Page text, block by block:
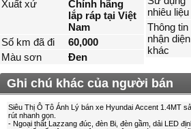
Xuất xứ
Chính hãng
lắp ráp tại Việt
Nam
Số km đã đi
60,000
Màu sơn
Đen
nhiêu liệu
Thông tin
nhận diện
khác
Ghi chú khác của người bán